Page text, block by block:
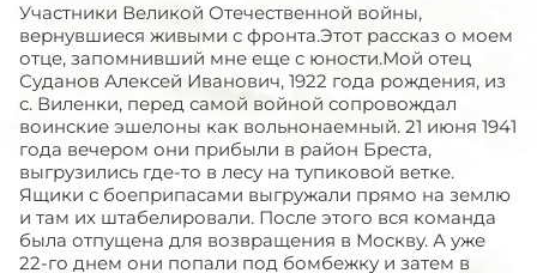
Участники Великой Отечественной войны,
вернувшиеся живыми с фронта.Этот рассказ о моем
отце, запомнивший мне еще с юности.Мой отец
Суданов Алексей Иванович, 1922 года рождения, из
с. Виленки, перед самой войной сопровождал
воинские эшелоны как вольнонаемный. 21 июня 1941
года вечером они прибыли в район Бреста,
выгрузились где-то в лесу на тупиковой ветке.
Ящики с боеприпасами выгружали прямо на землю
и там их штабелировали. После этого вся команда
была отпущена для возвращения в Москву. А уже
22-го днем они попали под бомбежку и затем в